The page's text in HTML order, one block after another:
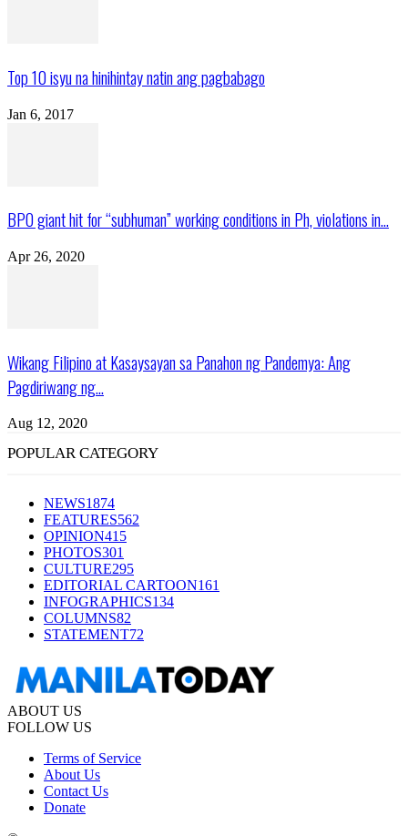
Top 10 isyu na hinihintay natin ang pagbabago
Jan 6, 2017
BPO giant hit for “subhuman” working conditions in Ph, violations in...
Apr 26, 2020
Wikang Filipino at Kasaysayan sa Panahon ng Pandemya: Ang
Pagdiriwang ng...
Aug 12, 2020
POPULAR CATEGORY
NEWS1874
FEATURES562
OPINION415
PHOTOS301
CULTURE295
EDITORIAL CARTOON161
INFOGRAPHICS134
COLUMNS82
STATEMENT72
ABOUT US
FOLLOW US
Terms of Service
About Us
Contact Us
Donate